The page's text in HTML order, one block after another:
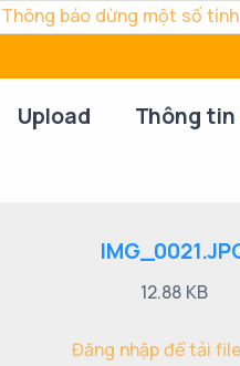
Thông báo dừng một số
Upload Thông tin
12.88 KB
Đăng nhập để tải